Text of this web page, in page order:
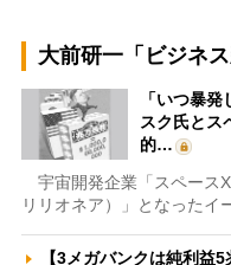
大前研一「ビジネ
「いつ暴
スク氏とス
的…
宇宙開発企業「スペース
リリオネア）」となった
【3メガバンクは純利益